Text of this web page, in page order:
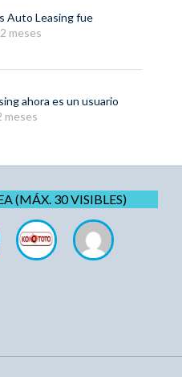
Auto Leasingfue
meses
ahora es un usuario
meses
(MÁX. 30 VISIBLES)